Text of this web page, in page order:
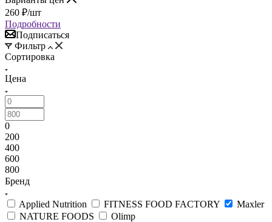
260 ₽/шт
Подробности
Подписаться
Фильтр
Сортировка
Цена
0
200
400
600
800
Бренд
Applied Nutrition FITNESS FOOD FACTORY
Maxler
NATURE FOODS
Olimp